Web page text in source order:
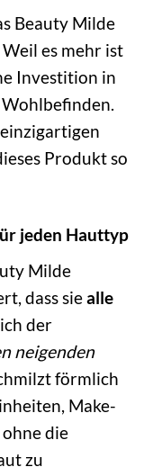
Beauty Milde
es mehr ist
Investition in
Produkt so
jeden Hauttyp
Milde
dass siealle
der
neigenden
förmlich
Make-
die
zu